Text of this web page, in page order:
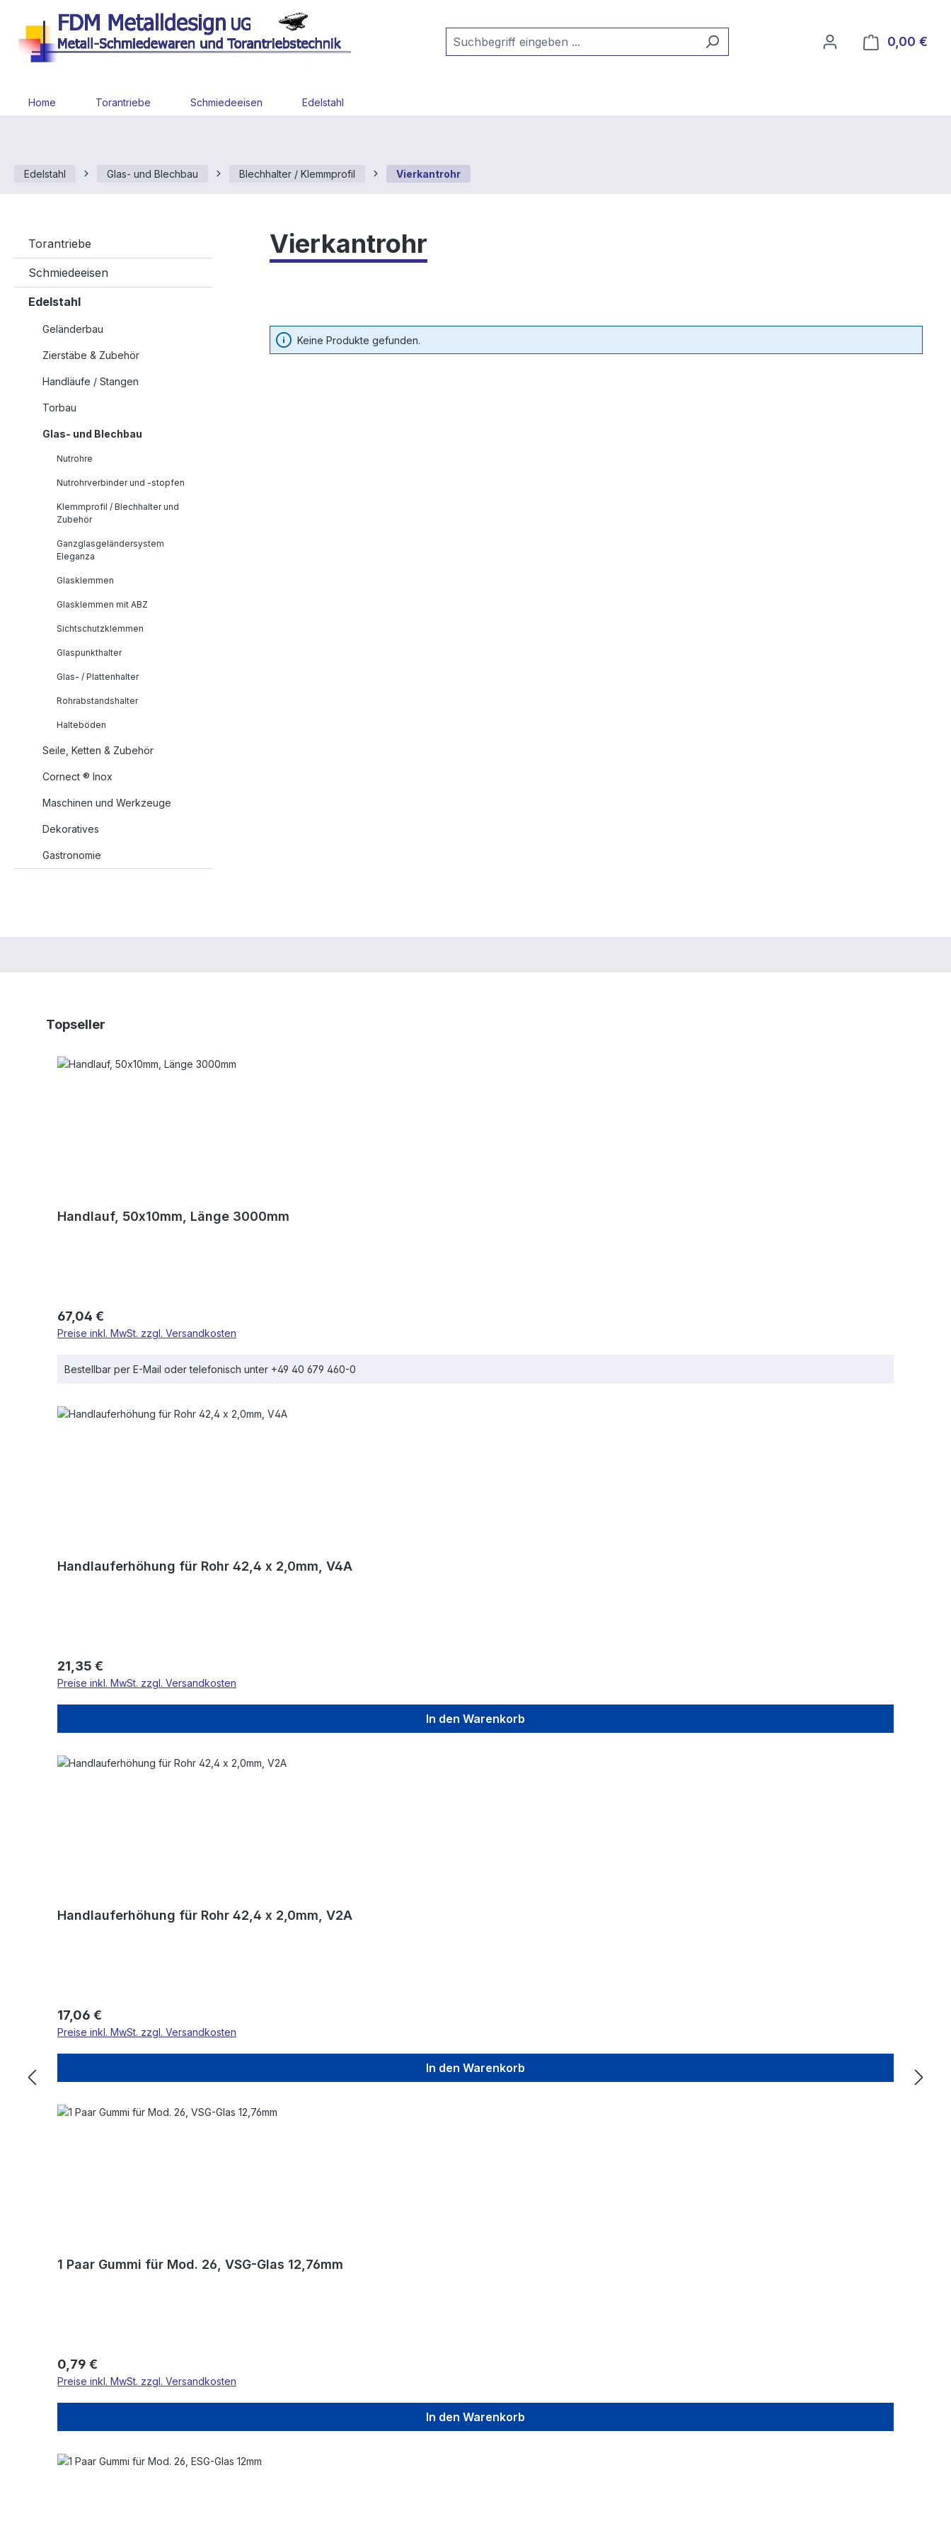
Hauptinhalt springen
Zur Suche springen
Zur Hauptnavigation springen
0,00 €
Home Torantriebe Schmiedeeisen Edelstahl
Edelstahl Glas- und Blechbau Blechhalter / Klemmprofil Vierkantrohr
Torantriebe
Schmiedeeisen
Edelstahl
Geländerbau
Zierstäbe & Zubehör
Handläufe / Stangen
Torbau
Glas- und Blechbau
Nutrohre
Nutrohrverbinder und -stopfen
Klemmprofil / Blechhalter und
Zubehör
Ganzglasgeländersystem
Eleganza
Glasklemmen
Glasklemmen mit ABZ
Sichtschutzklemmen
Glaspunkthalter
Glas- / Plattenhalter
Rohrabstandshalter
Halteböden
Seile, Ketten & Zubehör
Cornect ® Inox
Maschinen und Werkzeuge
Dekoratives
Gastronomie
Vierkantrohr
Keine Produkte gefunden.
Produktgalerie überspringen
Topseller
Handlauf, 50x10mm, Länge 3000mm
Regulärer Preis:
67,04 €
Preise inkl. MwSt. zzgl. Versandkosten
Bestellbar per E-Mail oder telefonisch unter +49 40 679 460-0
Handlauferhöhung für Rohr 42,4 x 2,0mm, V4A
Regulärer Preis:
21,35 €
Preise inkl. MwSt. zzgl. Versandkosten
In den Warenkorb
Handlauferhöhung für Rohr 42,4 x 2,0mm, V2A
Regulärer Preis:
17,06 €
Preise inkl. MwSt. zzgl. Versandkosten
In den Warenkorb
1 Paar Gummi für Mod. 26, VSG-Glas 12,76mm
Regulärer Preis:
0,79 €
Preise inkl. MwSt. zzgl. Versandkosten
In den Warenkorb